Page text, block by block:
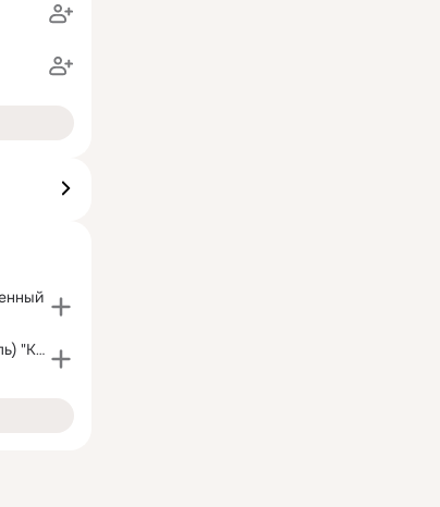
Мини гостиница (отель) "Комфорт", Екатеринбург